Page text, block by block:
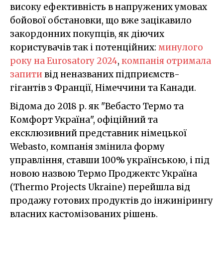
високу ефективність в напружених умовах
бойової обстановки, що вже зацікавило
закордонних покупців, як діючих
користувачів так і потенційних: минулого
року на Eurosatory 2024, компанія отримала
запитивід неназваних підприємств-
гігантів з Франції, Німеччини та Канади.
Відома до 2018 р. як "Вебасто Термо та
Комфорт Україна", офіційний та
ексклюзивний представник німецької
Webasto, компанія змінила форму
управління, ставши 100% українською, і під
новою назвою Термо Проджектс Україна
(Thermo Projects Ukraine) перейшла від
продажу готових продуктів до інжинірингу
власних кастомізованих рішень.